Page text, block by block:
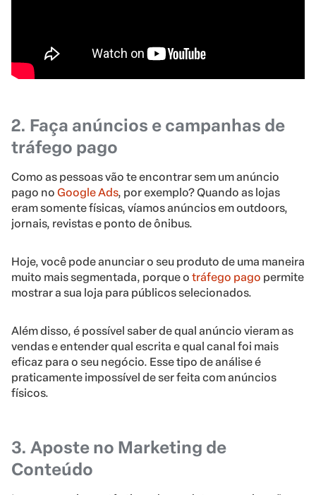
2. Faça anúncios e campanhas de
tráfego pago
Como as pessoas vão te encontrar sem um anúncio
pago no Google Ads, por exemplo? Quando as lojas
eram somente físicas, víamos anúncios em outdoors,
jornais, revistas e ponto de ônibus.
Hoje, você pode anunciar o seu produto de uma maneira
muito mais segmentada, porque o tráfego pago permite
mostrar a sua loja para públicos selecionados.
Além disso, é possível saber de qual anúncio vieram as
vendas e entender qual escrita e qual canal foi mais
eficaz para o seu negócio. Esse tipo de análise é
praticamente impossível de ser feita com anúncios
físicos.
3. Aposte no Marketing de
Conteúdo